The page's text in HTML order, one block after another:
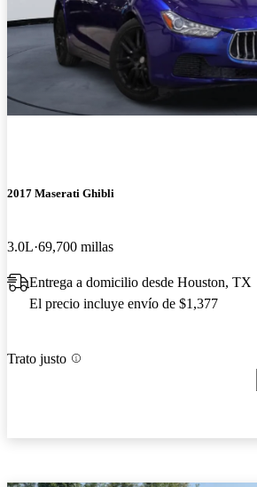
2017 Maserati Ghibli
3.0L 69,700 millas
Entrega a domicilio desde Houston, TX
El precio incluye envío de $1,377
Trato justo